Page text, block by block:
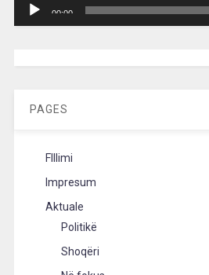
00:00
PAGES
FIllimi
Impresum
Aktuale
Politikë
Shoqëri